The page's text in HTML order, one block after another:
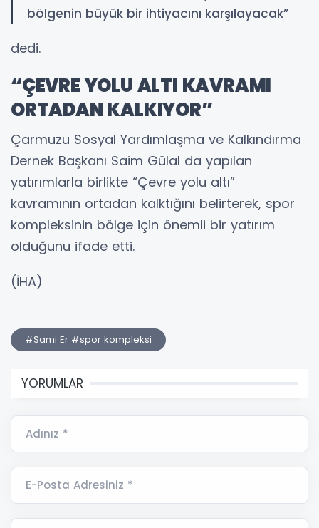
bölgenin büyük bir ihtiyacını karşılayacak”
dedi.
“ÇEVRE YOLU ALTI KAVRAMI
ORTADAN KALKIYOR”
Çarmuzu Sosyal Yardımlaşma ve Kalkındırma
Dernek Başkanı Saim Gülal da yapılan
yatırımlarla birlikte “Çevre yolu altı”
kavramının ortadan kalktığını belirterek, spor
kompleksinin bölge için önemli bir yatırım
olduğunu ifade etti.
(İHA)
#Sami Er #spor kompleksi
YORUMLAR
Adınız *
E-Posta Adresiniz *